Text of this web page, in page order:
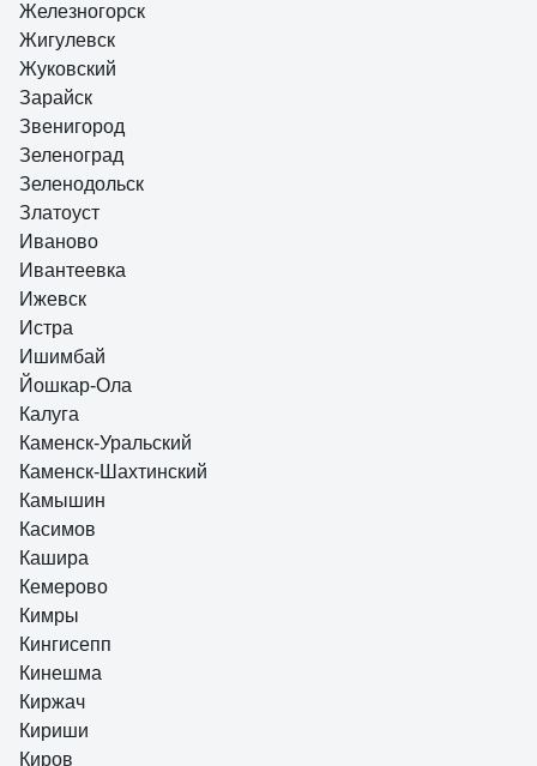
Железногорск
Жигулевск
Жуковский
Зарайск
Звенигород
Зеленоград
Зеленодольск
Златоуст
Иваново
Ивантеевка
Ижевск
Истра
Ишимбай
Йошкар-Ола
Калуга
Каменск-Уральский
Каменск-Шахтинский
Камышин
Касимов
Кашира
Кемерово
Кимры
Кингисепп
Кинешма
Киржач
Кириши
Киров